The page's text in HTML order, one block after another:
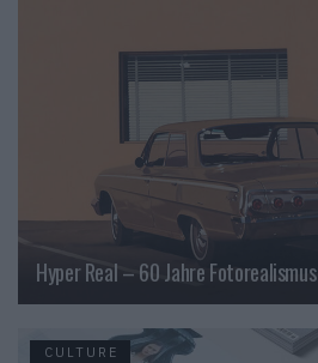
Hyper Real – 60 Jahre Fotorealismus
CULTURE